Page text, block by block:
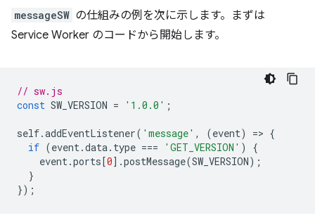
messageSW の仕組みの例を次に示します。まずは
Service Worker のコードから開始します。
// sw.js
const SW_VERSION = '1.0.0' ;
self.addEventListener( 'message' , (event) => {
if (event.data. type === 'GET_VERSION' )
{
event.ports[0].postMessage(SW_VERSION);
}
});